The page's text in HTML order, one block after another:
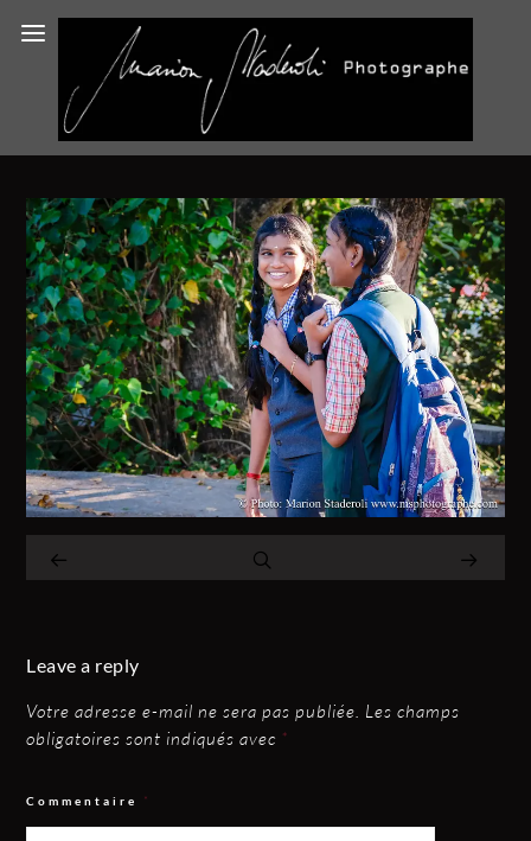
Leave a reply
Votre adresse e-mail ne sera pas publiée. Les champs
obligatoires sont indiqués avec *
Commentaire *